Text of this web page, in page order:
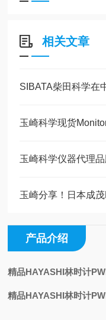
相关文章
玉崎分享！日本成
产品介绍
精品HAYASHI林时计
精品HAYASHI林时计